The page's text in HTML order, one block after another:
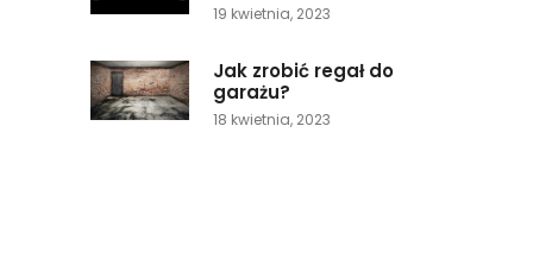
19 kwietnia, 2023
Jak zrobić regał do
garażu?
18 kwietnia, 2023